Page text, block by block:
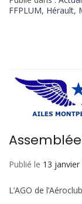
FFPLUM, Hérault,
Publié le 13 janvier
L’AGO de